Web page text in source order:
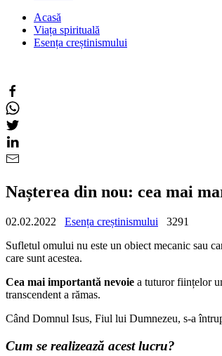
Acasă
Viața spirituală
Esența creștinismului
Nașterea din nou: cea mai
02.02.2022 Esența creștinismului
3291
Sufletul omului nu este un obiect mecanic sau
care sunt acestea.
Cea mai importantă nevoie a tuturor ființelor
transcendent a rămas.
Când Domnul Isus, Fiul lui Dumnezeu, s-a
Cum se realizează acest lucru?